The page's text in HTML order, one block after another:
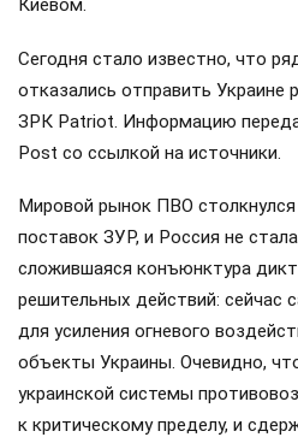
Киевом.
Сегодня стало известно, что
отказались отправить Украине
ЗРК Patriot. Информацию
Post со ссылкой на источники.
Мировой рынок ПВО
поставок ЗУР, и Россия не
сложившаяся конъюнктура
решительных действий: сейчас
для усиления огневого
объекты Украины. Очевидно,
украинской системы
к критическому пределу, и